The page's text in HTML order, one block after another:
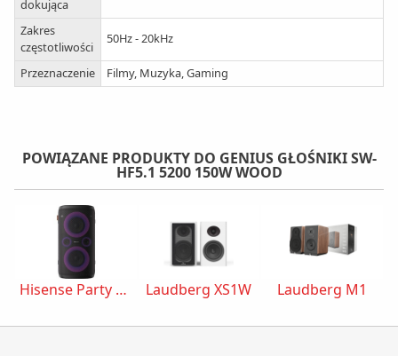
Na subwooferze znajdują się złącza umożliwiające
podłączenie kilku źródeł dźwięku jednocześnie.
Oprócz standardowych złączy sygnałowych do
SD i microSD pozwalające na odtwarzanie dźwięku
bezpośrednio z nośników pamięci.
dokująca
Zakres
częstotliwości
50Hz - 20kHz
Przeznaczenie Filmy, Muzyka, Gaming
POWIĄZANE PRODUKTY DO GENIUS GŁOŚNIKI SW-
HF5.1 5200 150W WOOD
Hisense Party Rocker One Laudberg XS1W Laudberg M1